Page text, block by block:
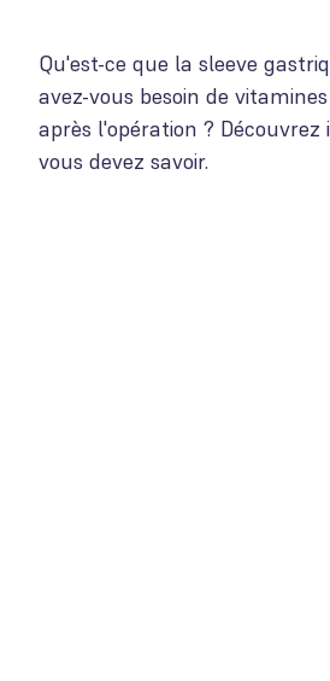
Qu'est-ce que la sleeve
avez-vous besoin de
après l'opération ?
vous devez savoir.